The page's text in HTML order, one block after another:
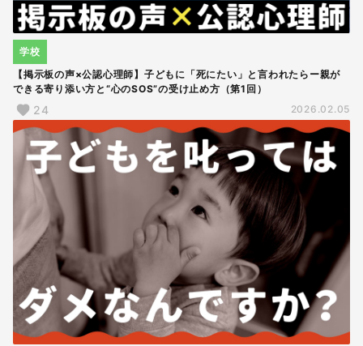
【掲示板の声×公認心理師】子どもに「死にたい」と言われたらー親が
できる寄り添い方と“心のSOS”の受け止め方（第1回）
学校
24 2026.02.05